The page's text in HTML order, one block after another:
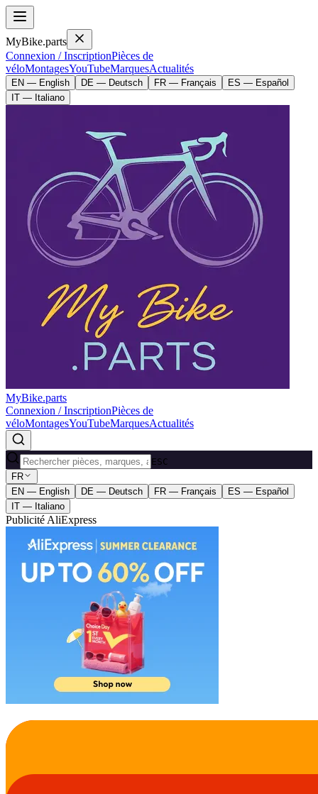
MyBike.parts
Connexion / InscriptionPièces de
véloMontagesYouTubeMarquesActualités
EN — English DE — Deutsch FR — Français
ES — Español
IT — Italiano
MyBike.parts
Connexion / InscriptionPièces de
véloMontagesYouTubeMarquesActualités
ESC
FR
EN — English
DE — Deutsch FR — Français
ES — Español
IT — Italiano
Publicité AliExpress